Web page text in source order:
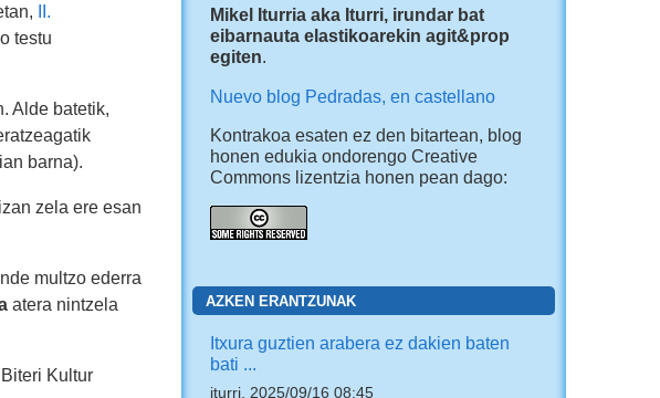
II.
testu
Alde batetik,
barna).
zela ere esan
multzo ederra
atera nintzela
Kultur
Mikel Iturria aka Iturri, irundar bat
eibarnauta elastikoarekin agit&prop
egiten.
Nuevo blog Pedradas, en castellano
Kontrakoa esaten ez den bitartean, blog
honen edukia ondorengo Creative
Commons lizentzia honen pean dago:
AZKEN ERANTZUNAK
Itxura guztien arabera ez dakien baten
bati ...
iturri, 2025/09/16 08:45